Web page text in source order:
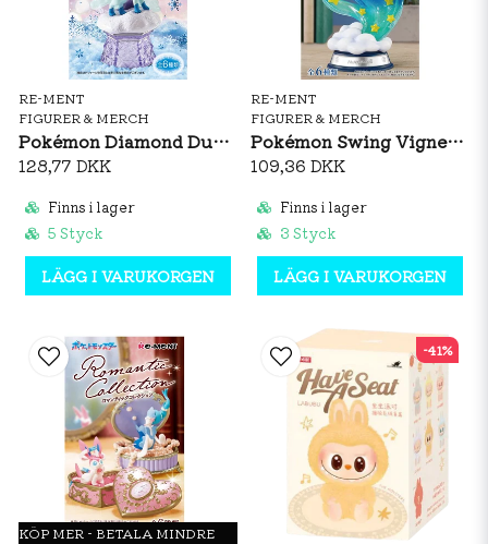
RE-MENT
FIGURER & MERCH
Pokémon Diamond Dust Collection Figurine
128,77 DKK
Finns i lager
5 Styck
LÄGG I VARUKORGEN
RE-MENT
FIGURER & MERCH
Pokémon Swing Vignette Collection 3 Figurine
109,36 DKK
Finns i lager
3 Styck
LÄGG I VARUKORGEN
KÖP MER - BETALA MINDRE
-41%